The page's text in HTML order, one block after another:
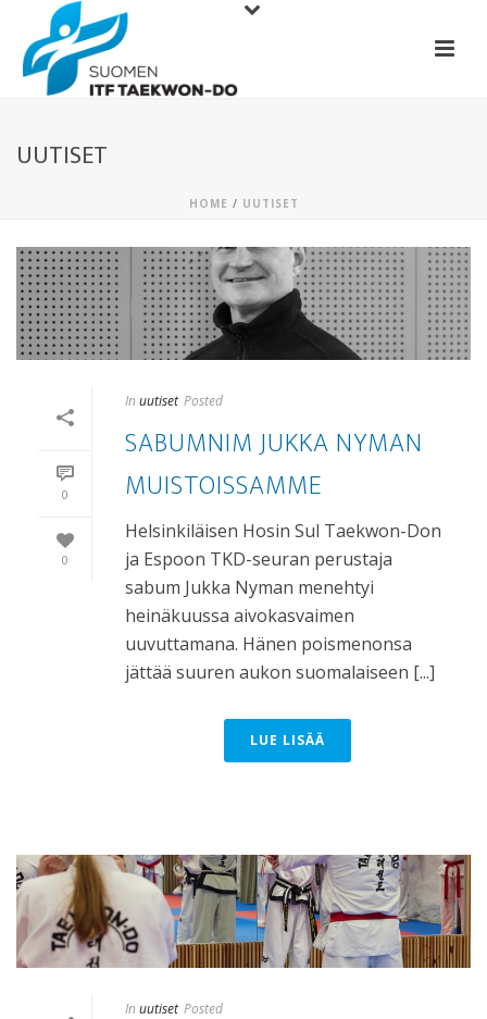
UUTISET
HOME / UUTISET
0
0
In uutiset Posted
SABUMNIM JUKKA NYMAN
MUISTOISSAMME
Helsinkiläisen Hosin Sul Taekwon-Don
ja Espoon TKD-seuran perustaja
sabum Jukka Nyman menehtyi
heinäkuussa aivokasvaimen
uuvuttamana. Hänen poismenonsa
jättää suuren aukon suomalaiseen [...]
LUE LISÄÄ
In uutiset Posted